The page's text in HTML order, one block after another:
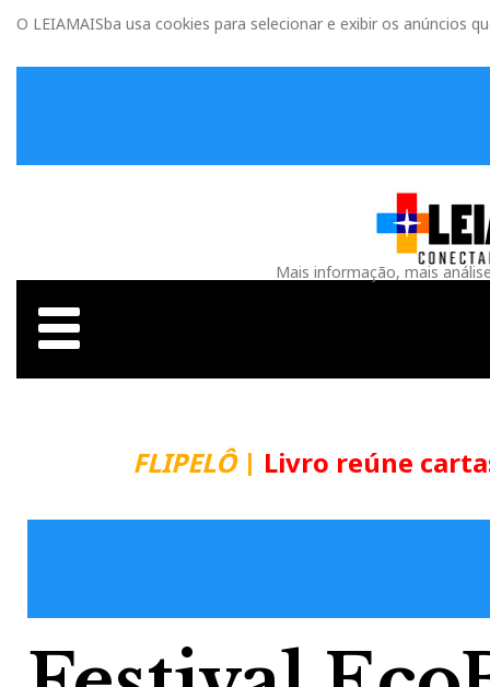
O LEIAMAISba usa cookies para selecionar e exibir os anúncios
Mais informação, mais
FLIPELÔ| Livro reúne